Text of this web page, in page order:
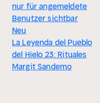
nur für angemeldete
Benutzer sichtbar
Neu
La Leyenda del Pueblo
del Hielo 23: Rituales
Margit Sandemo